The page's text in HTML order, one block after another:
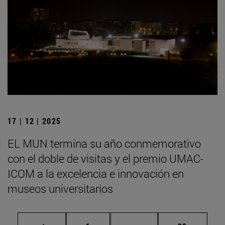
17 | 12 | 2025
EL MUN termina su año conmemorativo
con el doble de visitas y el premio UMAC-
ICOM a la excelencia e innovación en
museos universitarios